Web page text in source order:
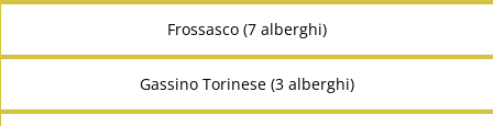
Frossasco (7 alberghi)
Gassino Torinese (3 alberghi)